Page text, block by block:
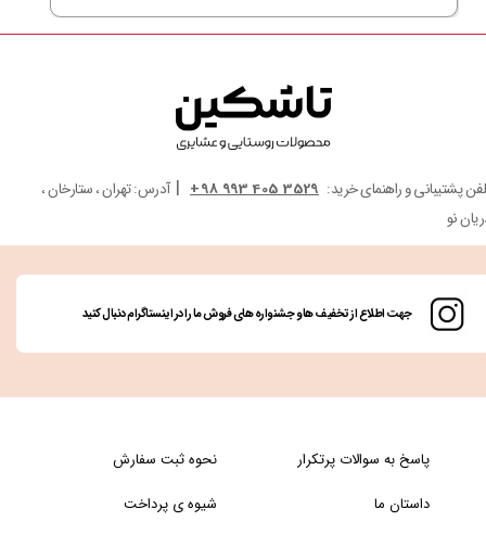
جهت اطلاع از تخفیف ها و جشنواره های فروش ما را در اینستاگرام دنبال کنید
پاسخ به سوالات پرتکرار
داستان ما
نحوه ثبت سفارش
شیوه ی پرداخت
پشتیبانی و راهنمای خرید: 3529 405 993 98+
| آدرس: تهران ، ستارخان ،
نو